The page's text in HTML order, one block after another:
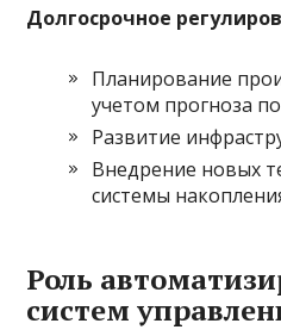
Долгосрочное
Планирование
учетом прогноза
Развитие
Внедрение новых
системы
Роль
систем